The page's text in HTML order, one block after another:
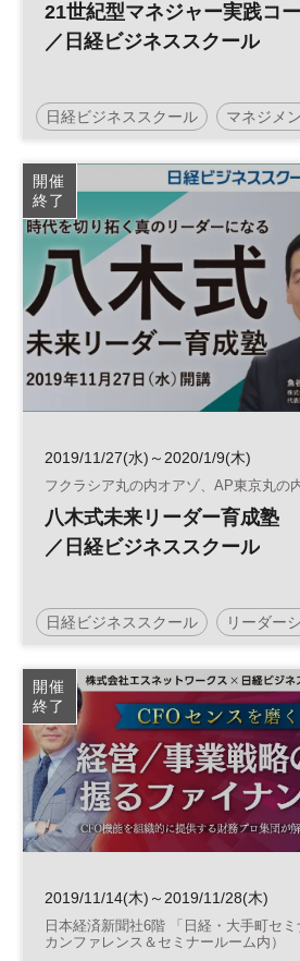
21世紀型マネジャー実践コ
／日経ビジネススクール
日経ビジネススクール マネジメ
開催
終了
2019/11/27(水)～2020/1/9(木)
フクラシア丸の内オアゾ、AP東京丸の
八木式未来リーダー育成塾
／日経ビジネススクール
日経ビジネススクール リーダー
開催
終了
2019/11/14(木)～2019/11/28(木)
日本経済新聞社6階 「日経・大手町セ
カンファレンス＆セミナールーム内）